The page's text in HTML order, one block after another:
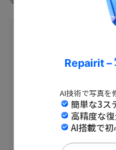
Repairit –
AI技術で写真を
簡単な3ス
高精度な
AI搭載で
AI
簡単な3ステッ
ファイルを修復